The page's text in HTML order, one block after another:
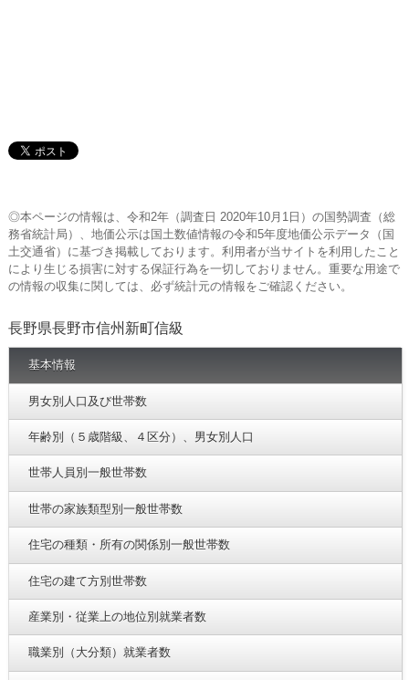
◎本ページの情報は、令和2年（調査日 2020年10月1日）の国勢調査（総
務省統計局）、地価公示は国土数値情報の令和5年度地価公示データ（国
土交通省）に基づき掲載しております。利用者が当サイトを利用したこと
により生じる損害に対する保証行為を一切しておりません。重要な用途で
の情報の収集に関しては、必ず統計元の情報をご確認ください。
長野県長野市信州新町信級
基本情報
男女別人口及び世帯数
年齢別（５歳階級、４区分）、男女別人口
世帯人員別一般世帯数
世帯の家族類型別一般世帯数
住宅の種類・所有の関係別一般世帯数
住宅の建て方別世帯数
産業別・従業上の地位別就業者数
職業別（大分類）就業者数